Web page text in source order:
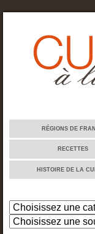
RÉGIONS DE
RECETTES
HISTOIRE DE LA